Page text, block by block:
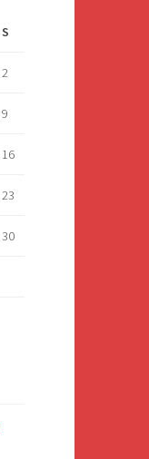
S
2
9
16
23
30